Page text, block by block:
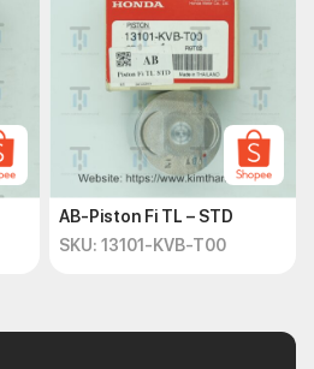
AB-Piston Fi TL – STD
SKU: 13101-KVB-T00